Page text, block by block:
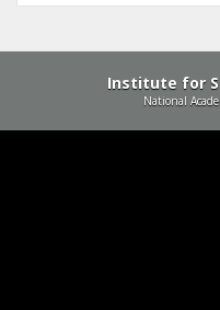
Institute for
National